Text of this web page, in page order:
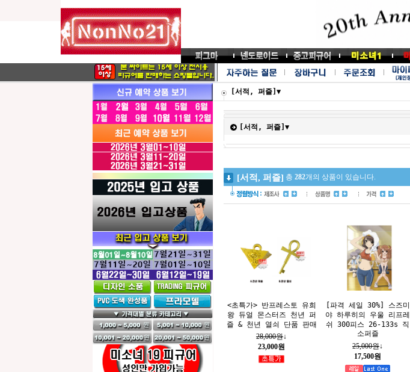
[서적, 퍼즐]▼
[서적, 퍼즐]▼
[서적, 퍼즐] 총 282개의 상품이 있습니다.
<초특가> 반프레스토 유희
왕 듀얼 몬스터즈 천년 퍼
즐 & 천년 열쇠 단품 판매
28,000원↓
23,000원
[파격 세일 30%] 스즈미
야 하루히의 우울 리프레
쉬 300피스 26-133s 직
소퍼즐
25,000원↓
17,500원